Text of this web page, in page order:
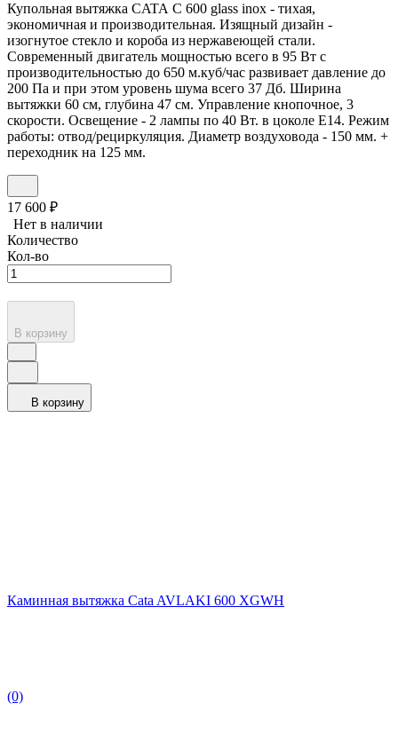
Купольная вытяжка CATA C 600 glass inox - тихая,
экономичная и производительная. Изящный дизайн -
изогнутое стекло и короба из нержавеющей стали.
Современный двигатель мощностью всего в 95 Вт с
производительностью до 650 м.куб/час развивает давление до
200 Па и при этом уровень шума всего 37 Дб. Ширина
вытяжки 60 см, глубина 47 см. Управление кнопочное, 3
скорости. Освещение - 2 лампы по 40 Вт. в цоколе Е14. Режим
работы: отвод/рециркуляция. Диаметр воздуховода - 150 мм. +
переходник на 125 мм.
17 600 ₽
Нет в наличии
Количество
Кол-во
В корзину
В корзину
Каминная вытяжка Cata AVLAKI 600 XGWH
(0)